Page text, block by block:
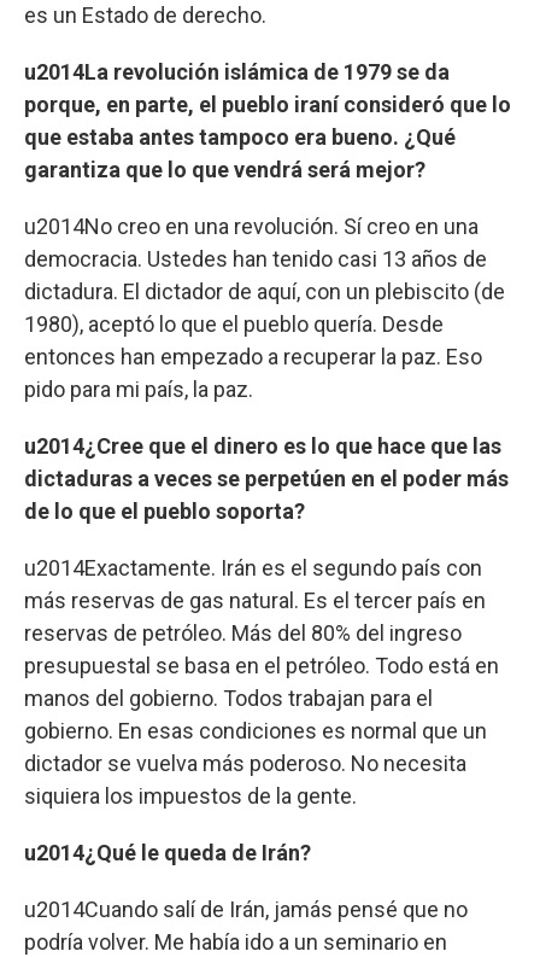
es un Estado de derecho.
u2014La revolución islámica de 1979 se da
porque, en parte, el pueblo iraní consideró que lo
que estaba antes tampoco era bueno. ¿Qué
garantiza que lo que vendrá será mejor?
u2014No creo en una revolución. Sí creo en una
democracia. Ustedes han tenido casi 13 años de
dictadura. El dictador de aquí, con un plebiscito (de
1980), aceptó lo que el pueblo quería. Desde
entonces han empezado a recuperar la paz. Eso
pido para mi país, la paz.
u2014¿Cree que el dinero es lo que hace que las
dictaduras a veces se perpetúen en el poder más
de lo que el pueblo soporta?
u2014Exactamente. Irán es el segundo país con
más reservas de gas natural. Es el tercer país en
reservas de petróleo. Más del 80% del ingreso
presupuestal se basa en el petróleo. Todo está en
manos del gobierno. Todos trabajan para el
gobierno. En esas condiciones es normal que un
dictador se vuelva más poderoso. No necesita
siquiera los impuestos de la gente.
u2014¿Qué le queda de Irán?
u2014Cuando salí de Irán, jamás pensé que no
podría volver. Me había ido a un seminario en